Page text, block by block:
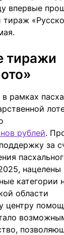
впервые
тираж
тиражи
рамках
рублей.
за
категории
области
центру